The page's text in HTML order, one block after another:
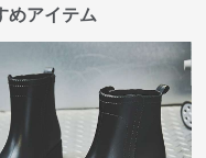
めアイテム